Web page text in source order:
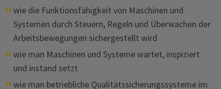
wie die Funktionsfähigkeit von Maschinen und
Systemen durch Steuern, Regeln und Überwachen der
Arbeitsbewegungen sichergestellt wird
wie man Maschinen und Systeme wartet, inspiziert
und instand setzt
wie man betriebliche Qualitätssicherungssysteme im